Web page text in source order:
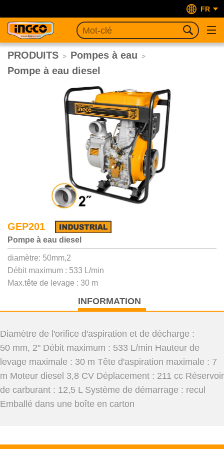
FR
PRODUITS > Pompes à eau >
Pompe à eau diesel
GEP201
Pompe à eau diesel
diamètre: 50mm,2
Débit maximum : 533 L/min
Max.tête de levage : 30 m
INFORMATION
Diamètre de l'orifice d'aspiration et de décharge :
50 mm, 2" Débit maximum : 533 L/min Hauteur de
levage maximale : 30 m Tête d'aspiration maximale : 7
m Moteur diesel 3,8 CV Déplacement : 211 cc Réservoir
de carburant : 12,5 L Système de démarrage : recul
Emballé dans une boîte en carton